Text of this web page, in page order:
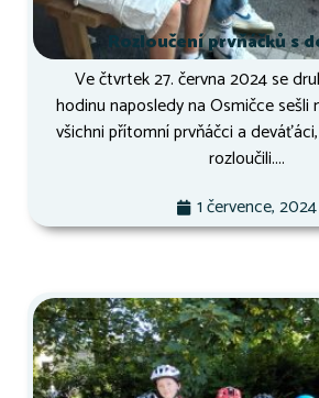
Rozloučení prvňáčků s
Ve čtvrtek 27. června 2024 se
hodinu naposledy na Osmičce sešli
všichni přítomní prvňáčci a
rozloučili....
1 července, 2024